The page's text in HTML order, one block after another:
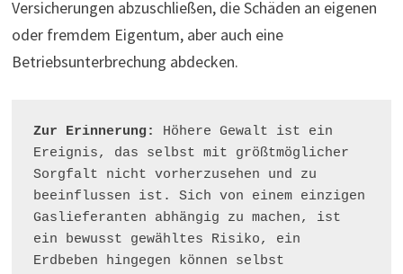
Versicherungen abzuschließen, die Schäden an eigenen
oder fremdem Eigentum, aber auch eine
Betriebsunterbrechung abdecken.
Zur Erinnerung:
Höhere Gewalt ist ein
Ereignis, das selbst mit größtmöglicher
Sorgfalt nicht vorherzusehen und zu
beeinflussen ist. Sich von einem einzigen
Gaslieferanten abhängig zu machen, ist
ein bewusst gewähltes Risiko, ein
Erdbeben hingegen können selbst